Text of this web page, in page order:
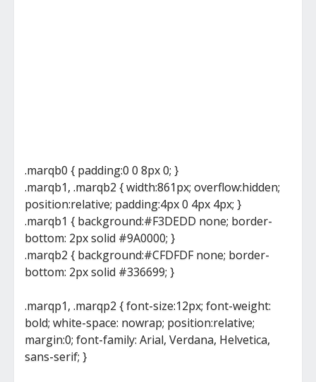
.marqb0 { padding:0 0 8px 0; }
.marqb1, .marqb2 { width:861px; overflow:hidden;
position:relative; padding:4px 0 4px 4px; }
.marqb1 { background:#F3DEDD none; border-
bottom: 2px solid #9A0000; }
.marqb2 { background:#CFDFDF none; border-
bottom: 2px solid #336699; }
.marqp1, .marqp2 { font-size:12px; font-weight:
bold; white-space: nowrap; position:relative;
margin:0; font-family: Arial, Verdana, Helvetica,
sans-serif; }